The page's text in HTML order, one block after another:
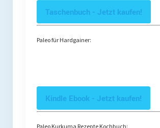
Taschenbuch - Jetzt kaufen!
Paleo für Hardgainer:
Kindle Ebook - Jetzt kaufen!
Paleo Kurkuma Rezepte Kochbuch: